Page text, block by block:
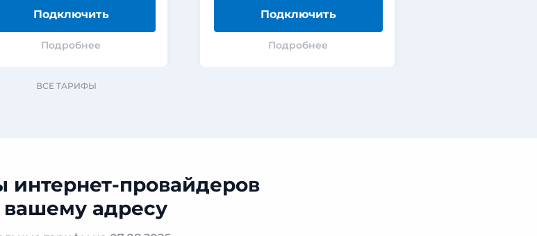
Подключить
Подробнее
Подключить
Подробнее
ВСЕ ТАРИФЫ
интернет-провайдеров
вашему адресу